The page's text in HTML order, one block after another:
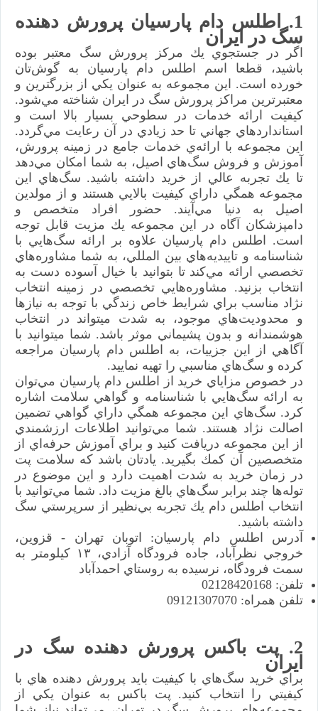
1. اطلس دام پارسيان پرورش دهنده
سگ در ايران
اگر در جستجوي يك مركز پرورش سگ معتبر بوده
باشيد، قطعا اسم اطلس دام پارسيان به گوش‌تان
خورده است. اين مجموعه به ‌عنوان يكي از بزرگترين و
معتبرترين مراكز پرورش سگ در ايران شناخته مي‌شود.
كيفيت ارائه خدمات در سطوحي بسيار بالا است و
استانداردهاي جهاني تا حد زيادي در آن رعايت مي‌گردد.
اين مجموعه با ارائه‌ي خدمات جامع در زمينه پرورش،
آموزش و فروش سگ‌هاي اصيل، به شما امكان مي‌دهد
تا يك تجربه عالي از خريد داشته باشيد. سگ‌هاي اين
مجموعه همگي داراي كيفيت بالايي هستند و از مولدين
اصيل به دنيا مي‌آيند. حضور افراد متخصص و
دامپزشكان آگاه در اين مجموعه يك مزيت قابل توجه
است. اطلس دام پارسيان علاوه بر ارائه سگ‌هايي با
شناسنامه و تاييديه‌هاي بين ‌المللي، به شما مشاوره‌هاي
تخصصي ارائه مي‌كند تا بتوانيد با خيال آسوده دست به
انتخاب بزنيد. مشاوره‌هايي تخصصي در زمينه انتخاب
نژاد مناسب براي شرايط خاص زندگي با توجه به نيازها
و محدوديت‌هاي موجود، به شدت ميتواند در انتخاب
هوشمندانه و بدون پشيماني موثر باشد. شما ميتوانيد با
آگاهي از اين جزييات، به اطلس دام پارسيان مراجعه
كرده و سگ‌هاي مناسبي را تهيه نماييد.
در خصوص مزاياي خريد از اطلس دام پارسيان مي‌توان
به ارائه سگ‌هايي با شناسنامه و گواهي سلامت اشاره
كرد. سگ‌هاي اين مجموعه همگي داراي گواهي تضمين
اصالت نژاد هستند. شما مي‌توانيد اطلاعات ارزشمندي
از اين مجموعه دريافت كنيد و براي آموزش حرفه‌اي از
متخصصين آن كمك بگيريد. يادتان باشد كه سلامت پت
در زمان خريد به شدت اهميت دارد و اين موضوع در
توله‌ها چند برابر سگ‌هاي بالغ مزيت داد. شما مي‌توانيد با
انتخاب اطلس دام يك تجربه بي‌نظير از سرپرستي سگ
داشته باشيد.
آدرس اطلس دام پارسيان: اتوبان تهران - قزوين،
خروجي نظرآباد، جاده فرودگاه آزادي، ۱۳ كيلومتر به
سمت فرودگاه، نرسيده به روستاي احمدآباد
تلفن: 02128420168
تلفن همراه: 09121307070
2. پت باكس پرورش دهنده سگ در
ايران
براي خريد سگ‌هاي با كيفيت بايد پرورش دهنده هاي با
كيفيتي را انتخاب كنيد. پت باكس به عنوان يكي از